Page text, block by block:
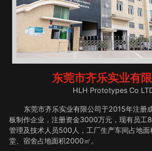
东莞市齐乐实业有
HLH Prototypes Co
东莞市齐乐实业有限公司于2015年注册
板制作企业，注册资金3000万元，现有员工
管理及技术人员500人，工厂生产车间占地
堂、宿舍占地面积2000㎡。